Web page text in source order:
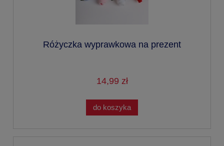
Różyczka wyprawkowa na prezent
14,99 zł
do koszyka